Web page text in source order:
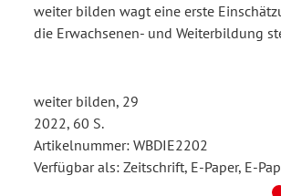
weiter bilden wagt eine erste
die Erwachsenen- und Weiterbildung
weiter bilden, 29
2022, 60 S.
Artikelnummer: WBDIE2202
Verfügbar als: Zeitschrift, E-Paper, E-